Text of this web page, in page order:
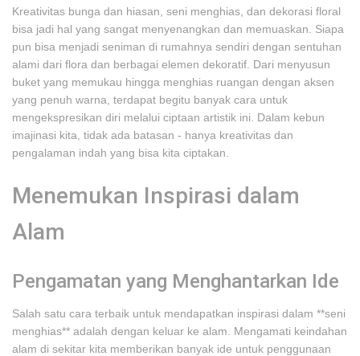
Kreativitas bunga dan hiasan, seni menghias, dan dekorasi floral
bisa jadi hal yang sangat menyenangkan dan memuaskan. Siapa
pun bisa menjadi seniman di rumahnya sendiri dengan sentuhan
alami dari flora dan berbagai elemen dekoratif. Dari menyusun
buket yang memukau hingga menghias ruangan dengan aksen
yang penuh warna, terdapat begitu banyak cara untuk
mengekspresikan diri melalui ciptaan artistik ini. Dalam kebun
imajinasi kita, tidak ada batasan - hanya kreativitas dan
pengalaman indah yang bisa kita ciptakan.
Menemukan Inspirasi dalam
Alam
Pengamatan yang Menghantarkan Ide
Salah satu cara terbaik untuk mendapatkan inspirasi dalam **seni
menghias** adalah dengan keluar ke alam. Mengamati keindahan
alam di sekitar kita memberikan banyak ide untuk penggunaan